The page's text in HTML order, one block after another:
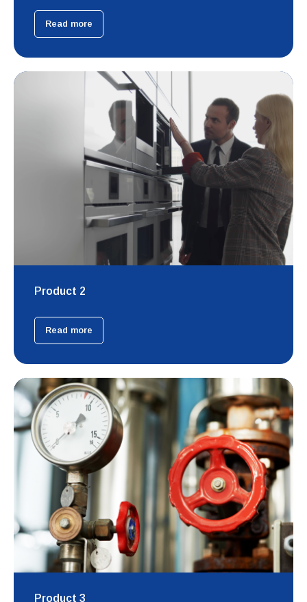
Read more
Product 2
Read more
Product 3